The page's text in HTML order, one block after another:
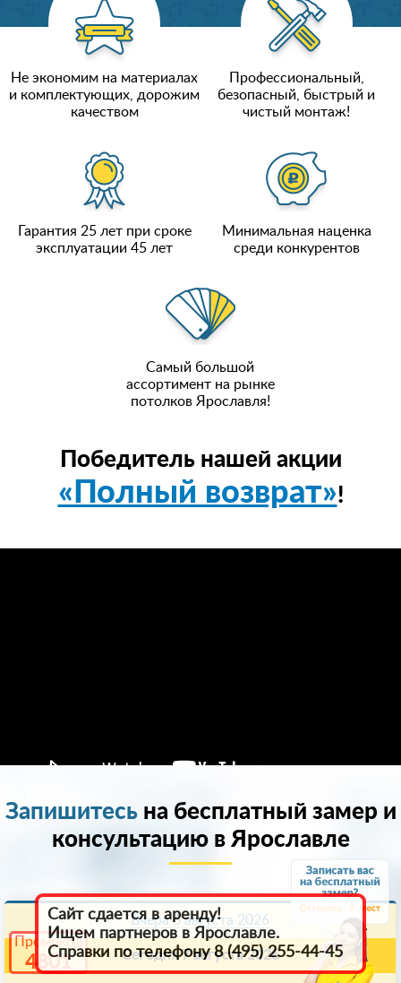
8
Промокод
4801
Не экономим на материалах
и комплектующих, дорожим
качеством
Профессиональный,
безопасный, быстрый и
чистый монтаж!
Гарантия 25 лет при сроке
эксплуатации 45 лет
Минимальная наценка
среди конкурентов
Самый большой
ассортимент на рынке
потолков Ярославля!
Победитель нашей акции
«Полный возврат»!
Запишитесьна бесплатный замер и
консультацию в Ярославле
Вчера 6 августа 2026
Сегодня 7 августа 2026
Сайт сдается в аренду!
Ищем партнеров в Ярославле.
Справки по телефону 8 (495) 255-44-45